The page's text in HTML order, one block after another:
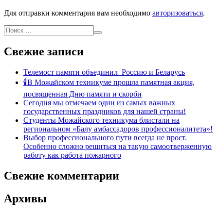
Для отправки комментария вам необходимо авторизоваться.
Свежие записи
Телемост памяти объединил Россию и Беларусь
🕯В Можайском техникуме прошла памятная акция,
посвященная Дню памяти и скорби
Сегодня мы отмечаем один из самых важных
государственных праздников для нашей страны!
Студенты Можайского техникума блистали на
региональном «Балу амбассадоров профессионалитета»!
Выбор профессионального пути всегда не прост.
Особенно сложно решиться на такую самоотверженную
работу как работа пожарного
Свежие комментарии
Архивы